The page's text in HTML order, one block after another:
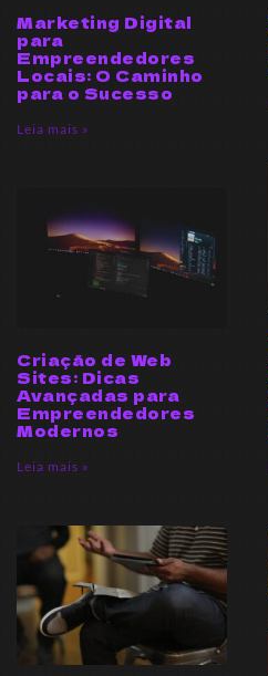
Marketing Digital
para
Empreendedores
Locais: O Caminho
para o Sucesso
Leia mais »
Criação de Web
Sites: Dicas
Avançadas para
Empreendedores
Modernos
Leia mais »